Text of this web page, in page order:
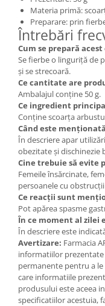
Materia primă:
Preparare: prin
Întrebări
Cum se prepară acest
Se fierbe o linguriță de
și se strecoară.
Ce cantitate are
Ambalajul conține 50 g.
Ce ingredient
Conține scoarța
Când este
În descriere apar
obezitate și dischinezie
Cine trebuie să evite
Femeile însărcinate,
persoanele cu
Ce reacții sunt
Pot apărea spasme
În ce moment al zilei
În descriere este
Avertizare: Farmacia
informatiilor prezentate
permanente pentru a
care informatiile
produsului este aceea
specificatiilor acestuia,